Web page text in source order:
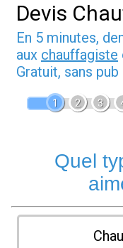
Devis
En 5 minutes,
aux chauffagiste
Gratuit, sans
1 2 3
Quel